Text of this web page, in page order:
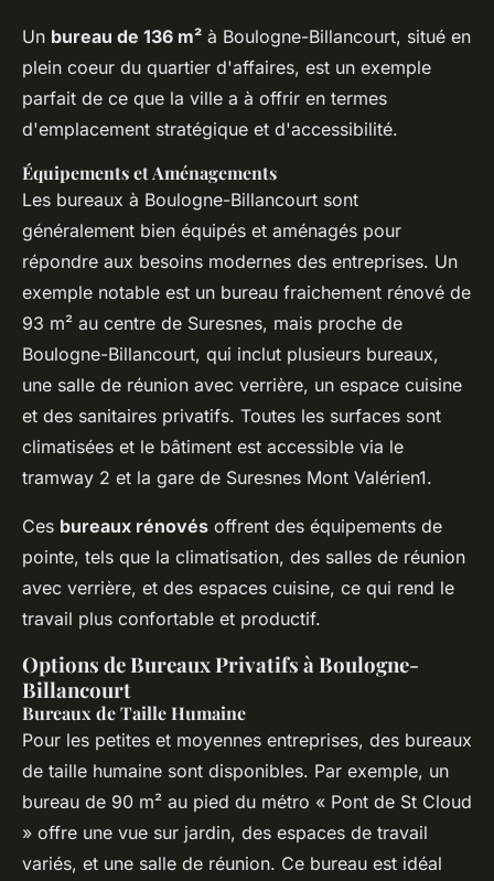
Un bureau de 136 m² à Boulogne-Billancourt, situé en
plein coeur du quartier d'affaires, est un exemple
parfait de ce que la ville a à offrir en termes
d'emplacement stratégique et d'accessibilité.
Équipements et Aménagements
Les bureaux à Boulogne-Billancourt sont
généralement bien équipés et aménagés pour
répondre aux besoins modernes des entreprises. Un
exemple notable est un bureau fraichement rénové de
93 m² au centre de Suresnes, mais proche de
Boulogne-Billancourt, qui inclut plusieurs bureaux,
une salle de réunion avec verrière, un espace cuisine
et des sanitaires privatifs. Toutes les surfaces sont
climatisées et le bâtiment est accessible via le
tramway 2 et la gare de Suresnes Mont Valérien1.
Ces bureaux rénovés offrent des équipements de
pointe, tels que la climatisation, des salles de réunion
avec verrière, et des espaces cuisine, ce qui rend le
travail plus confortable et productif.
Options de Bureaux Privatifs à Boulogne-
Billancourt
Bureaux de Taille Humaine
Pour les petites et moyennes entreprises, des bureaux
de taille humaine sont disponibles. Par exemple, un
bureau de 90 m² au pied du métro « Pont de St Cloud
» offre une vue sur jardin, des espaces de travail
variés, et une salle de réunion. Ce bureau est idéal